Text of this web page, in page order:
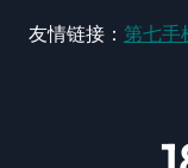
友情链接： 第七手